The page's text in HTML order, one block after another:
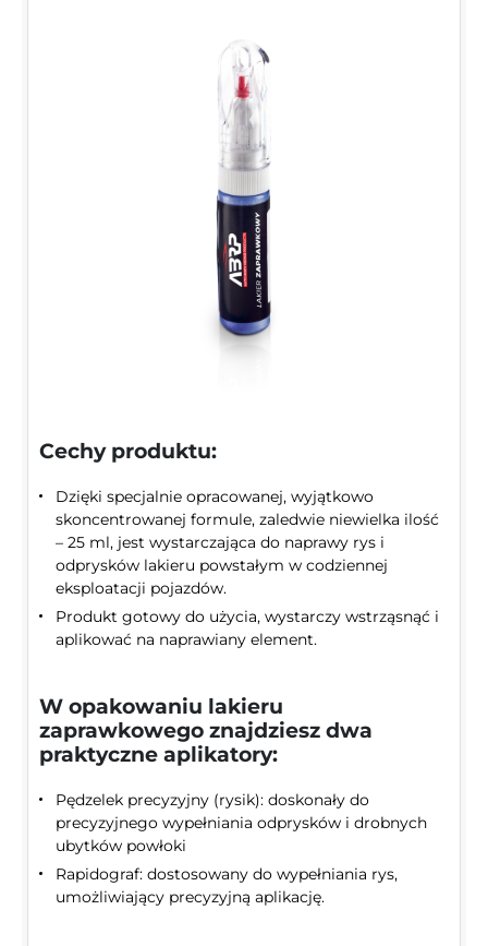
Cechy produktu:
Dzięki specjalnie opracowanej, wyjątkowo
skoncentrowanej formule, zaledwie niewielka ilość
– 25 ml, jest wystarczająca do naprawy rys i
odprysków lakieru powstałym w codziennej
eksploatacji pojazdów.
Produkt gotowy do użycia, wystarczy wstrząsnąć i
aplikować na naprawiany element.
W opakowaniu lakieru
zaprawkowego znajdziesz dwa
praktyczne aplikatory:
Pędzelek precyzyjny (rysik): doskonały do
precyzyjnego wypełniania odprysków i drobnych
ubytków powłoki
Rapidograf: dostosowany do wypełniania rys,
umożliwiający precyzyjną aplikację.